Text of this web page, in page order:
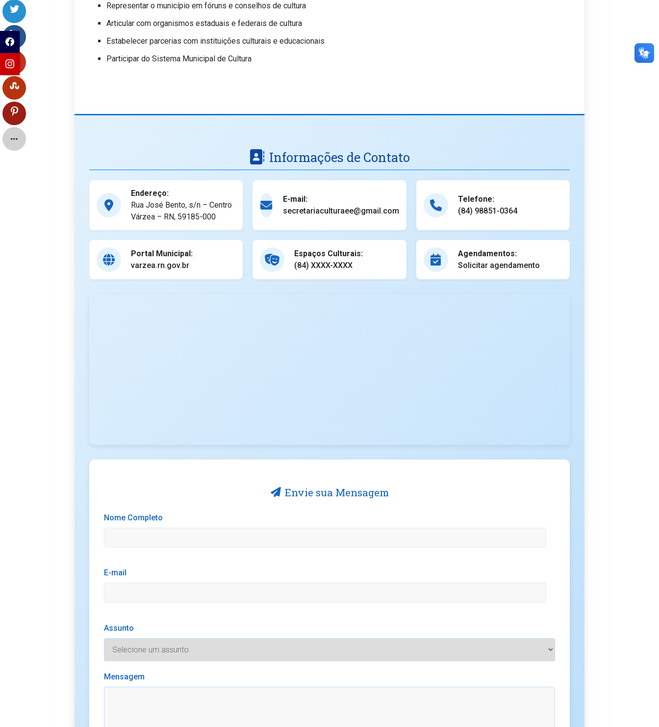
Representar o município em fóruns e conselhos de cultura
Articular com organismos estaduais e federais de cultura
Estabelecer parcerias com instituições culturais e educacionais
Participar do Sistema Municipal de Cultura
Informações de Contato
Endereço:
Rua José Bento, s/n – Centro
Várzea – RN, 59185-000
E-mail:
secretariaculturaee@gmail.com
Telefone:
(84) 98851-0364
Portal Municipal:
varzea.rn.gov.br
Espaços Culturais:
(84) XXXX-XXXX
Agendamentos:
Solicitar agendamento
Envie sua Mensagem
Nome Completo
E-mail
Assunto
Mensagem